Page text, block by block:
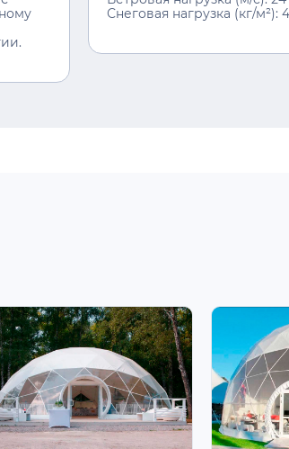
Снеговая нагрузка (кг/м²):